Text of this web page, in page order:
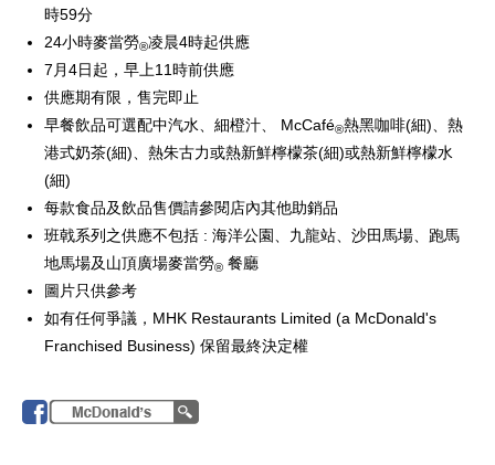
時59分
24小時麥當勞®凌晨4時起供應
7月4日起，早上11時前供應
供應期有限，售完即止
早餐飲品可選配中汽水、細橙汁、 McCafé®熱黑咖啡(細)、熱
港式奶茶(細)、熱朱古力或熱新鮮檸檬茶(細)或熱新鮮檸檬水
(細)
每款食品及飲品售價請參閱店內其他助銷品
班戟系列之供應不包括 : 海洋公園、九龍站、沙田馬場、跑馬
地馬場及山頂廣場麥當勞® 餐廳
圖片只供參考
如有任何爭議，MHK Restaurants Limited (a McDonald's
Franchised Business) 保留最終決定權